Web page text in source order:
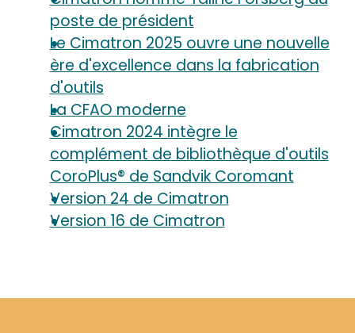
poste de président
Le Cimatron 2025 ouvre une nouvelle
ère d'excellence dans la fabrication
d'outils
La CFAO moderne
Cimatron 2024 intègre le
complément de bibliothèque d'outils
CoroPlus® de Sandvik Coromant
Version 24 de Cimatron
Version 16 de Cimatron